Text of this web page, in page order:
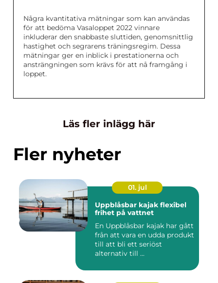
Några kvantitativa mätningar som kan användas
för att bedöma Vasaloppet 2022 vinnare
inkluderar den snabbaste sluttiden, genomsnittlig
hastighet och segrarens träningsregim. Dessa
mätningar ger en inblick i prestationerna och
ansträngningen som krävs för att nå framgång i
loppet.
Läs fler inlägg här
Fler nyheter
01. jul
Uppblåsbar kajak flexibel
frihet på vattnet
En Uppblåsbar kajak har gått
från att vara en udda produkt
till att bli ett seriöst
alternativ till ...